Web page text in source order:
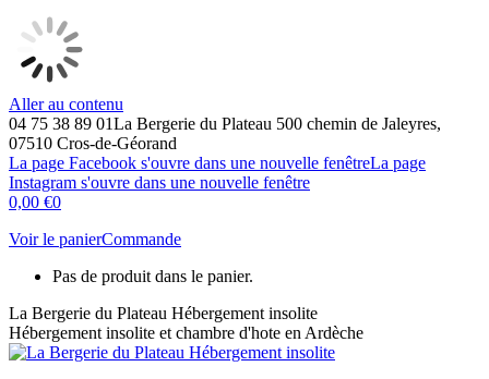
Aller au contenu
04 75 38 89 01La Bergerie du Plateau 500 chemin de Jaleyres,
07510 Cros-de-Géorand
La page Facebook s'ouvre dans une nouvelle fenêtreLa page
Instagram s'ouvre dans une nouvelle fenêtre
0,00 €0
Voir le panierCommande
Pas de produit dans le panier.
La Bergerie du Plateau Hébergement insolite
Hébergement insolite et chambre d'hote en Ardèche